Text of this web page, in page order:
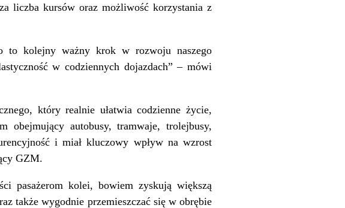
liczba kursów oraz możliwość korzystania z
to kolejny ważny krok w rozwoju naszego
w codziennych dojazdach” – mówi
który realnie ułatwia codzienne życie,
obejmujący autobusy, tramwaje, trolejbusy,
i miał kluczowy wpływ na wzrost
GZM.
pasażerom kolei, bowiem zyskują większą
także wygodnie przemieszczać się w obrębie